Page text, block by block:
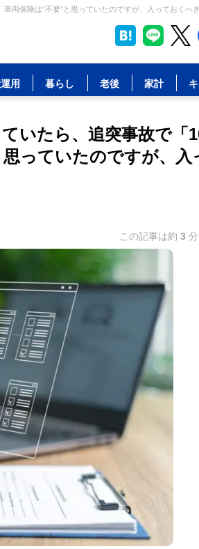
保険は“不要”と思っていたのですが、入っておくべ
用 暮らし 老後 家計
いたら、追突事故で「
っていたのですが、入
この記事は約 3 分